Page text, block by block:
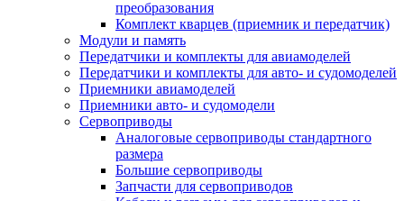
преобразования
Комплект кварцев (приемник и передатчик)
Модули и память
Передатчики и комплекты для авиамоделей
Передатчики и комплекты для авто- и судомоделей
Приемники авиамоделей
Приемники авто- и судомодели
Сервоприводы
Аналоговые сервоприводы стандартного
размера
Большие сервоприводы
Запчасти для сервоприводов